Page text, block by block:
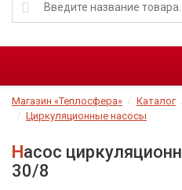
Магазин «Теплосфера» Каталог
Циркуляционные насосы
Насос циркуляционный WILO-Star-RS
30/8